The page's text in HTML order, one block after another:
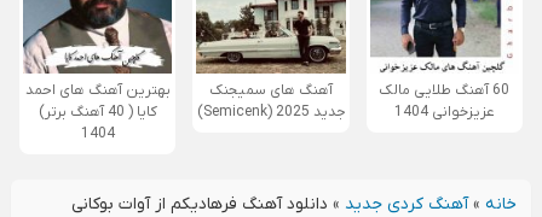
60 آهنگ طلایی مالک
عزیزخوانی 1404
آهنگ های سمیجنک
جدید 2025 (Semicenk)
بهترین آهنگ های احمد
کایا ( 40 آهنگ برتر)
1404
خانه»آهنگ کردی جدید » دانلود آهنگ فرهادیکم از آوات بوکانی